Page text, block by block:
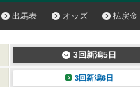
出馬表 オッズ 払戻金
3回新潟5日
3回新潟6日